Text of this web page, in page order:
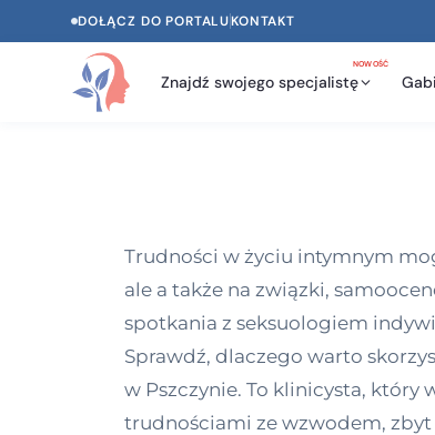
DOŁĄCZ DO PORTALUKONTAKT
Znajdź swojego specjalistę
NOWOŚĆ
Trudności w życiu intymnym
ale a także na związki,
spotkania z seksuologiem
Sprawdź, dlaczego warto
w Pszczynie. To klinicysta, który
trudnościami ze wzwodem,